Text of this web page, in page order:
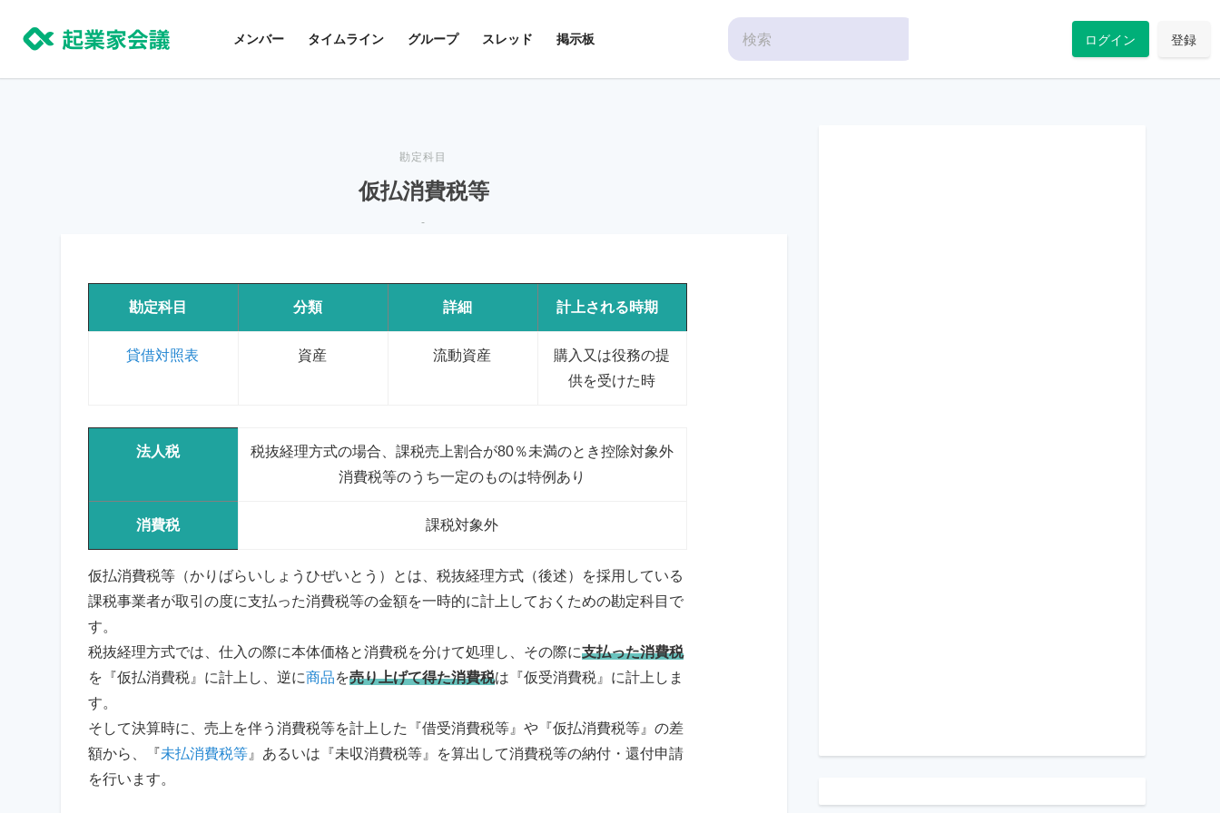
メンバー タイムライン グループ スレッド 掲示板
Search
for:
ログイン 登録
勘定科目
仮払消費税等
-
勘定科目 分類 詳細 計上される時期
貸借対照表 資産 流動資産
購入又は役務の提
供を受けた時
法人税
税抜経理方式の場合、課税売上割合が80％未満のとき控除対象外
消費税等のうち一定のものは特例あり
消費税 課税対象外
仮払消費税等（かりばらいしょうひぜいとう）とは、税抜経理方式（後述）を採用している
課税事業者が取引の度に支払った消費税等の金額を一時的に計上しておくための勘定科目で
す。
税抜経理方式では、仕入の際に本体価格と消費税を分けて処理し、その際に支払った消費税
を『仮払消費税』に計上し、逆に商品を売り上げて得た消費税は『仮受消費税』に計上しま
す。
そして決算時に、売上を伴う消費税等を計上した『借受消費税等』や『仮払消費税等』の差
額から、『未払消費税等 』あるいは『未収消費税等』を算出して消費税等の納付・還付申請
を行います。